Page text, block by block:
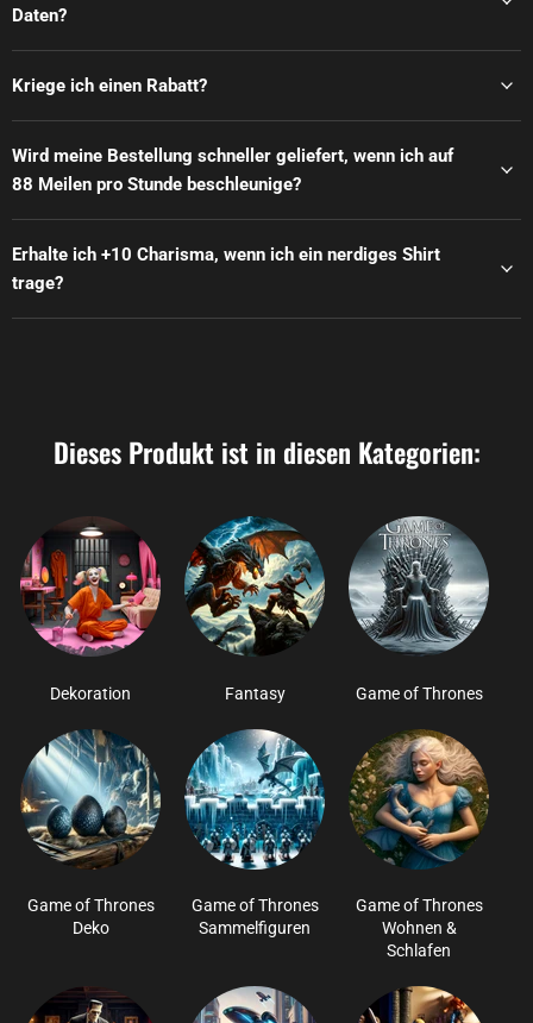
Daten?
Kriege ich einen Rabatt?
Wird meine Bestellung schneller geliefert, wenn ich auf
88 Meilen pro Stunde beschleunige?
Erhalte ich +10 Charisma, wenn ich ein nerdiges Shirt
trage?
Dieses Produkt ist in diesen Kategorien:
Dekoration Fantasy Game of Thrones
Game of Thrones
Deko
Game of Thrones
Sammelfiguren
Game of Thrones
Wohnen &
Schlafen